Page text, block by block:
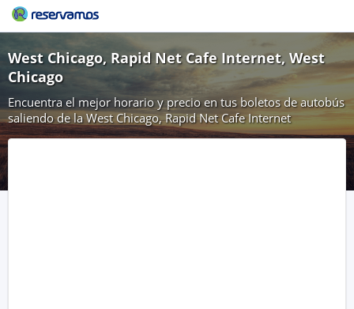
West Chicago, Rapid Net Cafe Internet, West
Chicago
Encuentra el mejor horario y precio en tus boletos de autobús
saliendo de la West Chicago, Rapid Net Cafe Internet